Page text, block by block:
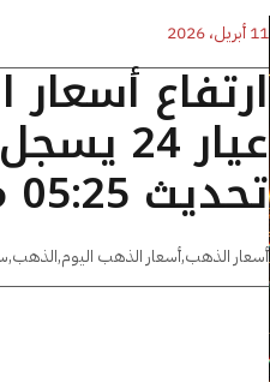
11 أبريل، 2026
ارتفاع
تحديث 05:25 مساءًا
أسعار الذهب,أسعار الذهب اليوم,الذهب,